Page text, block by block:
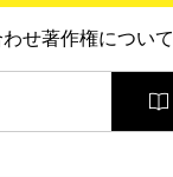
わせ著作権について